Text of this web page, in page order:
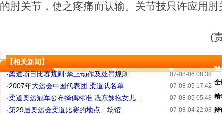
的肘关节，使之疼痛而认输。关节技只许应用肘
(
【相关新闻】
07-08-06 08:38
·柔道项目比赛规则:禁止动作及处罚规则
07-08-05 17:42
·2007年大运会中国代表团:柔道队名单
07-08-05 05:48
·柔道奥运冠军公布择偶标准 冼东妹抱女儿...
07-08-04 22:03
·第29届奥运会柔道比赛的地点、场馆
我
全
精
辩